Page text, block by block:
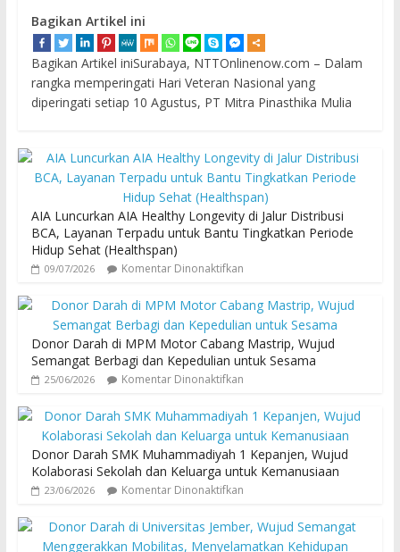
Bagikan Artikel ini
Bagikan Artikel iniSurabaya, NTTOnlinenow.com – Dalam
rangka memperingati Hari Veteran Nasional yang
diperingati setiap 10 Agustus, PT Mitra Pinasthika Mulia
AIA Luncurkan AIA Healthy Longevity di Jalur Distribusi
BCA, Layanan Terpadu untuk Bantu Tingkatkan Periode
Hidup Sehat (Healthspan)
09/07/2026 Komentar Dinonaktifkan
Donor Darah di MPM Motor Cabang Mastrip, Wujud
Semangat Berbagi dan Kepedulian untuk Sesama
25/06/2026 Komentar Dinonaktifkan
Donor Darah SMK Muhammadiyah 1 Kepanjen, Wujud
Kolaborasi Sekolah dan Keluarga untuk Kemanusiaan
23/06/2026 Komentar Dinonaktifkan